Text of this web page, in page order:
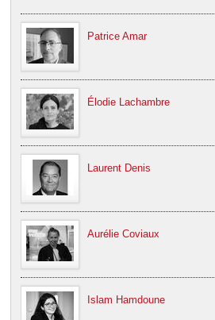
Patrice Amar
Élodie Lachambre
Laurent Denis
Aurélie Coviaux
Islam Hamdoune